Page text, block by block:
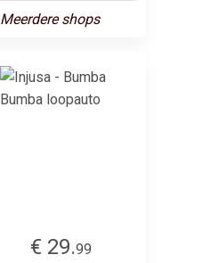
Meerdere shops
€ 29.99